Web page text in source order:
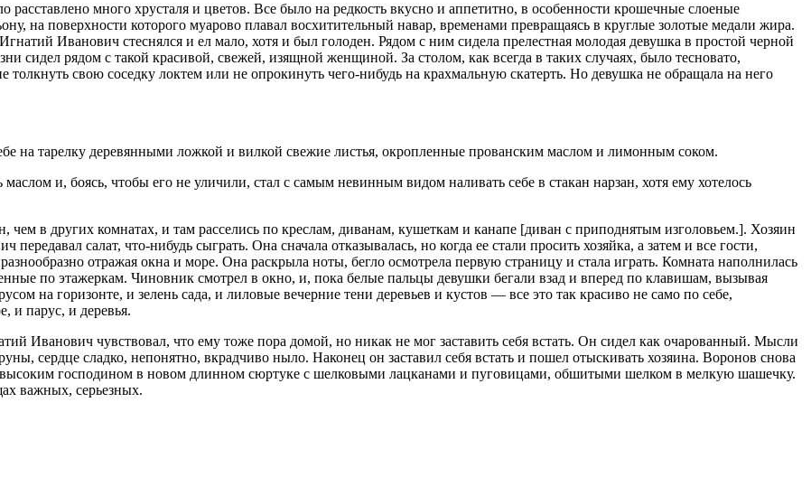
много хрусталя и цветов. Все было на редкость вкусно и аппетитно, в особенности крошечные слоеные
на поверхности которого муарово плавал восхитительный навар, временами превращаясь в круглые золотые медали жира.
Иванович стеснялся и ел мало, хотя и был голоден. Рядом с ним сидела прелестная молодая девушка в простой черной
сидел рядом с такой красивой, свежей, изящной женщиной. За столом, как всегда в таких случаях, было тесновато,
свою соседку локтем или не опрокинуть чего-нибудь на крахмальную скатерть. Но девушка не обращала на него
на тарелку деревянными ложкой и вилкой свежие листья, окропленные прованским маслом и лимонным соком.
и, боясь, чтобы его не уличили, стал с самым невинным видом наливать себе в стакан нарзан, хотя ему хотелось
в других комнатах, и там расселись по креслам, диванам, кушеткам и канапе [диван с приподнятым изголовьем.]. Хозяин
салат, что-нибудь сыграть. Она сначала отказывалась, но когда ее стали просить хозяйка, а затем и все гости,
отражая окна и море. Она раскрыла ноты, бегло осмотрела первую страницу и стала играть. Комната наполнилась
по этажеркам. Чиновник смотрел в окно, и, пока белые пальцы девушки бегали взад и вперед по клавишам, вызывая
на горизонте, и зелень сада, и лиловые вечерние тени деревьев и кустов — все это так красиво не само по себе,
и парус, и деревья.
Иванович чувствовал, что ему тоже пора домой, но никак не мог заставить себя встать. Он сидел как очарованный. Мысли
сердце сладко, непонятно, вкрадчиво ныло. Наконец он заставил себя встать и пошел отыскивать хозяина. Воронов снова
высоким господином в новом длинном сюртуке с шелковыми лацканами и пуговицами, обшитыми шелком в мелкую шашечку.
важных, серьезных.